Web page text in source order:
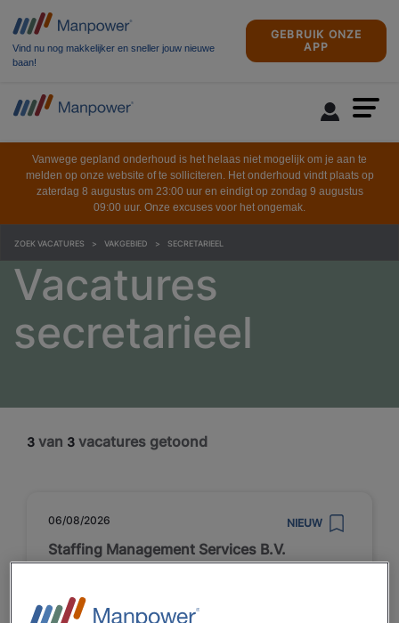
Vind nu nog makkelijker en sneller jouw nieuwe
baan!
GEBRUIK ONZE
APP
Vanwege gepland onderhoud is het helaas niet mogelijk om je aan te
melden op onze website of te solliciteren. Het onderhoud vindt plaats op
zaterdag 8 augustus om 23:00 uur en eindigt op zondag 9 augustus
09:00 uur. Onze excuses voor het ongemak.
ZOEK VACATURES VAKGEBIED SECRETARIEEL
Vacatures
secretarieel
3 van 3 vacatures getoond
06/08/2026 NIEUW
Staffing Management Services B.V.
medewerker Emmen